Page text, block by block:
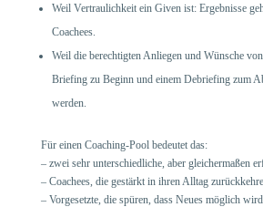
Weil Vertraulichkeit ein Given ist: Ergebnisse
Coachees.
Weil die berechtigten Anliegen und Wünsche
Briefing zu Beginn und einem Debriefing zum
werden.
Für einen Coaching-Pool bedeutet das:
– zwei sehr unterschiedliche, aber gleichermaßen
– Coachees, die gestärkt in ihren Alltag
– Vorgesetzte, die spüren, dass Neues möglich wird